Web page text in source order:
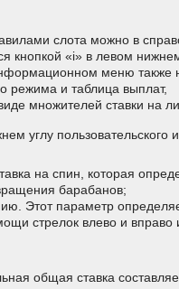
слота можно в
кнопкой «i» в левом
меню также
режима и таблица выплат,
множителей ставки на
углу пользовательского
на спин, которая
барабанов;
Этот параметр
стрелок влево и вправо
общая ставка